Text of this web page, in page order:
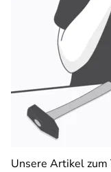
Unsere Artikel